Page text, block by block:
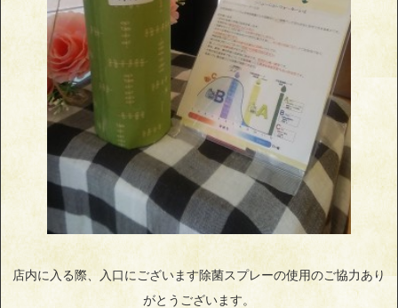
店内に入る際、入口にございます除菌スプレーの使用のご協力あり
がとうございます。